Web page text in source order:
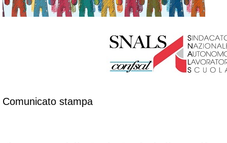
Comunicato stampa